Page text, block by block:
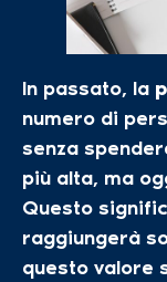
In passato, la
numero di
senza
più alta, ma
Questo
raggiungerà
questo valore